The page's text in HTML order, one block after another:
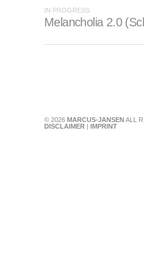
IN PROGRESS
Melancholia 2.0
© 2026 MARCUS-JANSENALL
DISCLAIMER | IMPRINT